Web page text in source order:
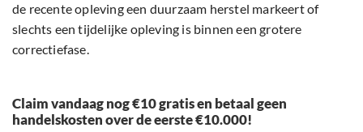
de recente opleving een duurzaam herstel markeert of
slechts een tijdelijke opleving is binnen een grotere
correctiefase.
Claim vandaag nog €10 gratis en betaal geen
handelskosten over de eerste €10.000!